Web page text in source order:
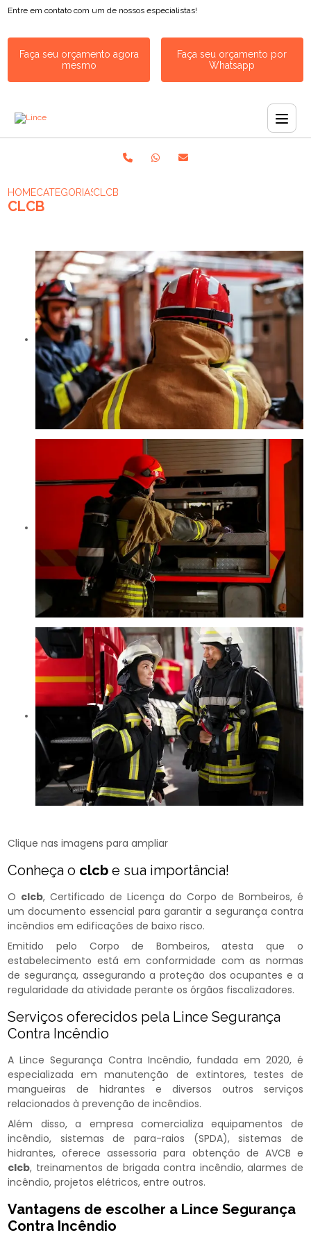
Entre em contato com um de nossos especialistas!
Faça seu orçamento agora
mesmo
Faça seu orçamento por
Whatsapp
HOMECATEGORIASCLCB
CLCB
Clique nas imagens para ampliar
Conheça o clcb e sua importância!
O clcb, Certificado de Licença do Corpo de Bombeiros, é
um documento essencial para garantir a segurança contra
incêndios em edificações de baixo risco.
Emitido pelo Corpo de Bombeiros, atesta que o
estabelecimento está em conformidade com as normas
de segurança, assegurando a proteção dos ocupantes e a
regularidade da atividade perante os órgãos fiscalizadores.
Serviços oferecidos pela Lince Segurança
Contra Incêndio
A Lince Segurança Contra Incêndio, fundada em 2020, é
especializada em manutenção de extintores, testes de
mangueiras de hidrantes e diversos outros serviços
relacionados à prevenção de incêndios.
Além disso, a empresa comercializa equipamentos de
incêndio, sistemas de para-raios (SPDA), sistemas de
hidrantes, oferece assessoria para obtenção de AVCB e
clcb, treinamentos de brigada contra incêndio, alarmes de
incêndio, projetos elétricos, entre outros.
Vantagens de escolher a Lince Segurança
Contra Incêndio